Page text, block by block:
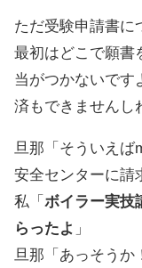
ただ受験申請書に
最初はどこで願書
当がつかないで
済もできませんし
旦那「そういえば
安全センターに請
私「 ボイラー実技
らったよ 」
旦那「あっそうか